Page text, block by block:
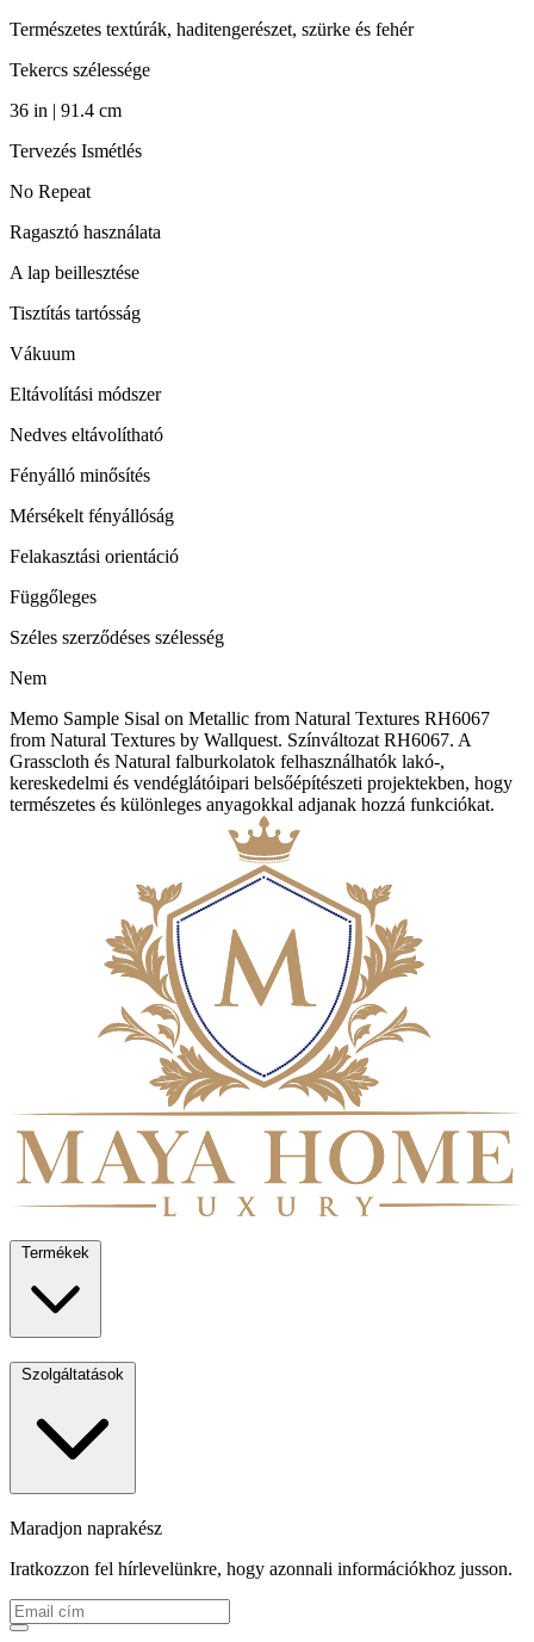
Természetes textúrák, haditengerészet, szürke és fehér
Tekercs szélessége
36 in | 91.4 cm
Tervezés Ismétlés
No Repeat
Ragasztó használata
A lap beillesztése
Tisztítás tartósság
Vákuum
Eltávolítási módszer
Nedves eltávolítható
Fényálló minősítés
Mérsékelt fényállóság
Felakasztási orientáció
Függőleges
Széles szerződéses szélesség
Nem
Memo Sample Sisal on Metallic from Natural Textures RH6067
from Natural Textures by Wallquest. Színváltozat RH6067. A
Grasscloth és Natural falburkolatok felhasználhatók lakó-,
kereskedelmi és vendéglátóipari belsőépítészeti projektekben, hogy
természetes és különleges anyagokkal adjanak hozzá funkciókat.
Termékek
Szolgáltatások
Maradjon naprakész
Iratkozzon fel hírlevelünkre, hogy azonnali információkhoz jusson.